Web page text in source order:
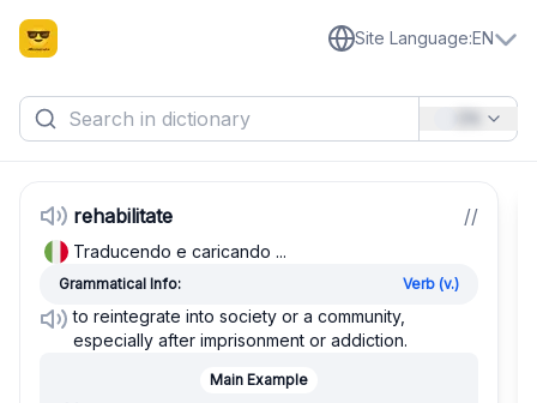
Site Language:EN
rehabilitate //
Traducendo e caricando ...
Grammatical Info: Verb (v.)
to reintegrate into society or a community,
especially after imprisonment or addiction.
Main Example